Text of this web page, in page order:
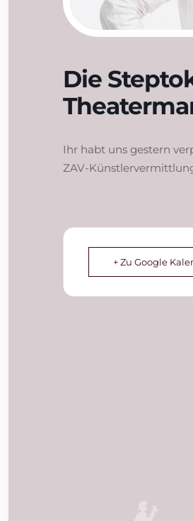
Die
Ihr habt uns gestern
ZAV-
+ Zu Google